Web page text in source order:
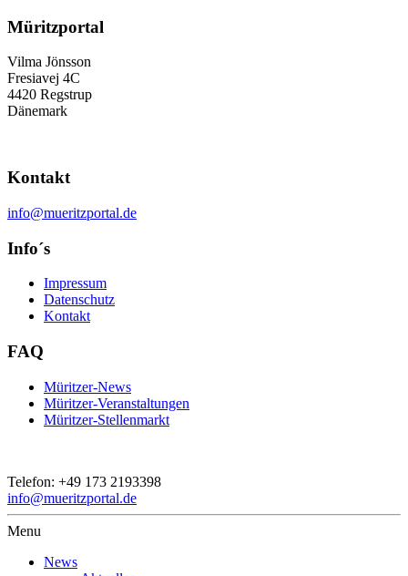
Müritzportal
Vilma Jönsson
Fresiavej 4C
4420 Regstrup
Dänemark
Kontakt
info@mueritzportal.de
Info´s
Impressum
Datenschutz
Kontakt
FAQ
Müritzer-News
Müritzer-Veranstaltungen
Müritzer-Stellenmarkt
Telefon: +49 173 2193398
info@mueritzportal.de
Menu
News